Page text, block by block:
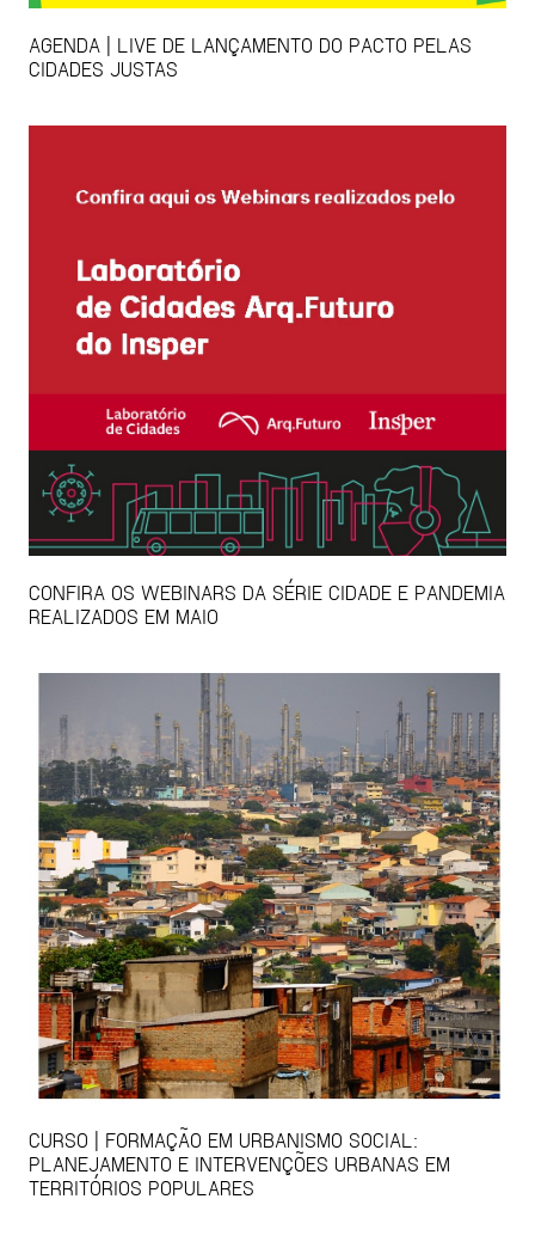
AGENDA | LIVE DE LANÇAMENTO DO PACTO PELAS
CIDADES JUSTAS
CONFIRA OS WEBINARS DA SÉRIE CIDADE E PANDEMIA
REALIZADOS EM MAIO
CURSO | FORMAÇÃO EM URBANISMO SOCIAL:
PLANEJAMENTO E INTERVENÇÕES URBANAS EM
TERRITÓRIOS POPULARES